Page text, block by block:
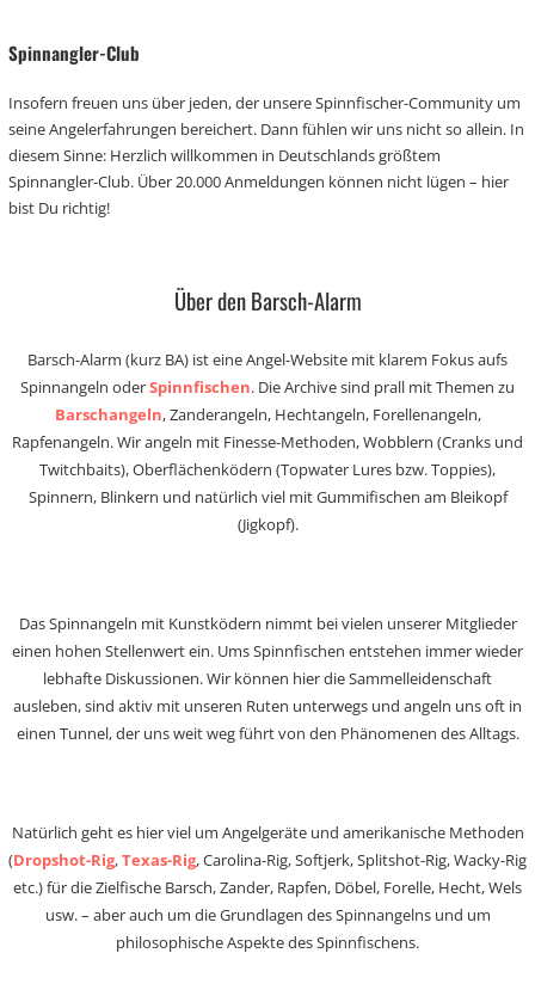
Spinnangler-Club
Insofern freuen uns über jeden, der unsere Spinnfischer-Community um
seine Angelerfahrungen bereichert. Dann fühlen wir uns nicht so allein. In
diesem Sinne: Herzlich willkommen in Deutschlands größtem
Spinnangler-Club. Über 20.000 Anmeldungen können nicht lügen – hier
bist Du richtig!
Über den Barsch-Alarm
Barsch-Alarm (kurz BA) ist eine Angel-Website mit klarem Fokus aufs
Spinnangeln oderSpinnfischen. Die Archive sind prall mit Themen zu
Barschangeln, Zanderangeln, Hechtangeln, Forellenangeln,
Rapfenangeln. Wir angeln mit Finesse-Methoden, Wobblern (Cranks und
Twitchbaits), Oberflächenködern (Topwater Lures bzw. Toppies),
Spinnern, Blinkern und natürlich viel mit Gummifischen am Bleikopf
(Jigkopf).
Das Spinnangeln mit Kunstködern nimmt bei vielen unserer Mitglieder
einen hohen Stellenwert ein. Ums Spinnfischen entstehen immer wieder
lebhafte Diskussionen. Wir können hier die Sammelleidenschaft
ausleben, sind aktiv mit unseren Ruten unterwegs und angeln uns oft in
einen Tunnel, der uns weit weg führt von den Phänomenen des Alltags.
Natürlich geht es hier viel um Angelgeräte und amerikanische Methoden
(Dropshot-Rig,Texas-Rig, Carolina-Rig, Softjerk, Splitshot-Rig, Wacky-Rig
etc.) für die Zielfische Barsch, Zander, Rapfen, Döbel, Forelle, Hecht, Wels
usw. – aber auch um die Grundlagen des Spinnangelns und um
philosophische Aspekte des Spinnfischens.